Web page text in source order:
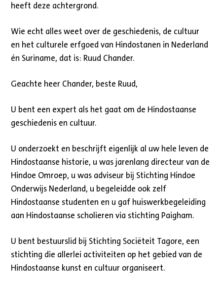
heeft deze achtergrond.
Wie echt alles weet over de geschiedenis, de cultuur
en het culturele erfgoed van Hindostanen in Nederland
én Suriname, dat is: Ruud Chander.
Geachte heer Chander, beste Ruud,
U bent een expert als het gaat om de Hindostaanse
geschiedenis en cultuur.
U onderzoekt en beschrijft eigenlijk al uw hele leven de
Hindostaanse historie, u was jarenlang directeur van de
Hindoe Omroep, u was adviseur bij Stichting Hindoe
Onderwijs Nederland, u begeleidde ook zelf
Hindostaanse studenten en u gaf huiswerkbegeleiding
aan Hindostaanse scholieren via stichting Paigham.
U bent bestuurslid bij Stichting Sociëteit Tagore, een
stichting die allerlei activiteiten op het gebied van de
Hindostaanse kunst en cultuur organiseert.